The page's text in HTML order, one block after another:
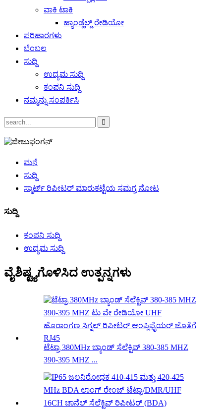
ವಾಕಿ ಟಾಕಿ
ಹ್ಯಾಂಡ್ಹೆಲ್ಡ್ ರೇಡಿಯೋ
ಪರಿಹಾರಗಳು
ಬೆಂಬಲ
ಸುದ್ದಿ
ಉದ್ಯಮ ಸುದ್ದಿ
ಕಂಪನಿ ಸುದ್ದಿ
ನಮ್ಮನ್ನು ಸಂಪರ್ಕಿಸಿ
ಮನೆ
ಸುದ್ದಿ
ಸ್ಮಾರ್ಟ್ ರಿಪೀಟರ್ ಮಾರುಕಟ್ಟೆಯ ಸಮಗ್ರ ನೋಟ
ಸುದ್ದಿ
ಕಂಪನಿ ಸುದ್ದಿ
ಉದ್ಯಮ ಸುದ್ದಿ
ವೈಶಿಷ್ಟ್ಯಗೊಳಿಸಿದ ಉತ್ಪನ್ನಗಳು
ಟೆಟ್ರಾ 380MHz ಬ್ಯಾಂಡ್ ಸೆಲೆಕ್ಟಿವ್ 380-385 MHZ
390-395 MHZ ...